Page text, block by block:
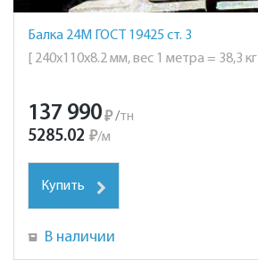
Балка 24М ГОСТ 19425 ст. 3
[ 240х110х8.2 мм, вес 1 метра = 38,3 кг ]
137 990₽ /тн
5285.02 ₽/м
Купить
В наличии